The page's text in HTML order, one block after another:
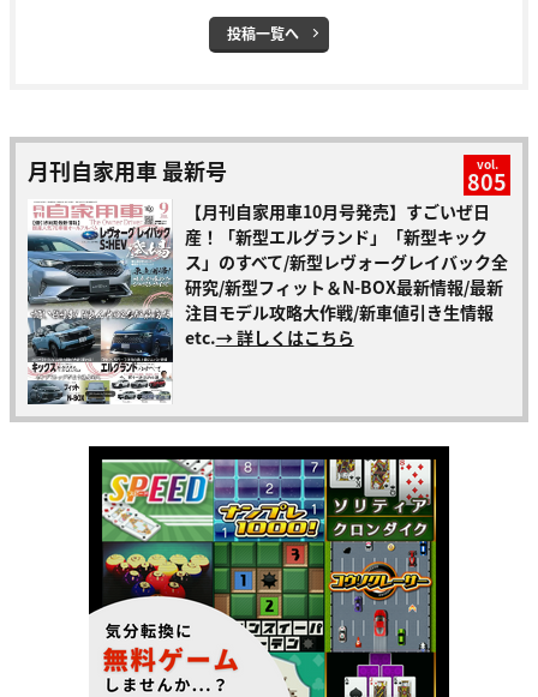
投稿一覧へ
月刊自家用車 最新号 vol.
805
【月刊自家用車10月号発売】すごいぜ日
産！「新型エルグランド」「新型キック
ス」のすべて/新型レヴォーグレイバック全
研究/新型フィット＆N-BOX最新情報/最新
注目モデル攻略大作戦/新車値引き生情報
etc.→ 詳しくはこちら